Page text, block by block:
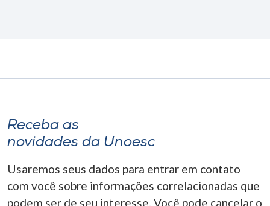
Receba as
novidades da Unoesc
Usaremos seus dados para entrar em contato
com você sobre informações correlacionadas que
podem ser de seu interesse. Você pode cancelar o